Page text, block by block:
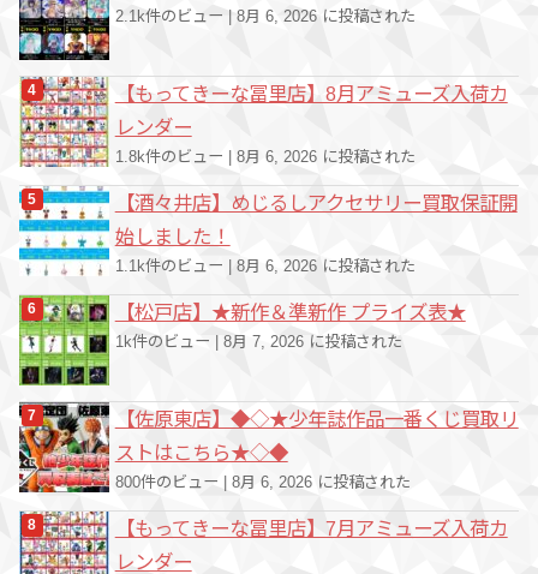
2.1k件のビュー 8月 6, 2026 に投稿された
【もってきーな冨里店】8月アミューズ入荷カ
レンダー
1.8k件のビュー | 8月 6, 2026 に投稿された
【酒々井店】めじるしアクセサリー買取保証開
始しました！
1.1k件のビュー 8月 6, 2026 に投稿された
【松戸店】★新作＆準新作 プライズ表★
1k件のビュー 8月 7, 2026 に投稿された
【佐原東店】◆◇★少年誌作品一番くじ買取リ
ストはこちら★◇◆
800件のビュー | 8月 6, 2026 に投稿された
【もってきーな冨里店】7月アミューズ入荷カ
レンダー